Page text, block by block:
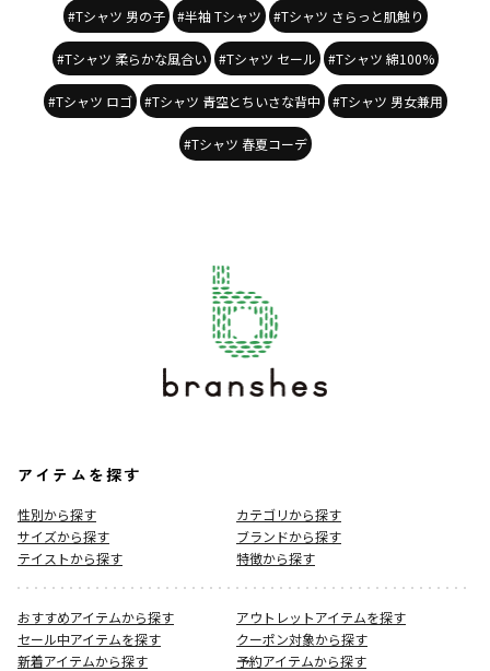
#Tシャツ 男の子 #半袖 Tシャツ #Tシャツ さらっと肌触り
#Tシャツ 柔らかな風合い #Tシャツ セール #Tシャツ 綿100%
#Tシャツ ロゴ #Tシャツ 青空とちいさな背中 #Tシャツ 男女兼用
#Tシャツ 春夏コーデ
アイテムを探す
性別から探す
カテゴリから探す
サイズから探す
ブランドから探す
テイストから探す
特徴から探す
おすすめアイテムから探す
アウトレットアイテムを探す
セール中アイテムを探す
クーポン対象から探す
新着アイテムから探す
予約アイテムから探す